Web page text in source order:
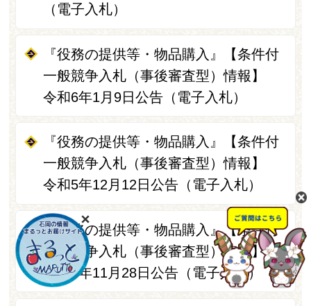
（電子入札）
『役務の提供等・物品購入』【条件付
一般競争入札（事後審査型）情報】
令和6年1月9日公告（電子入札）
『役務の提供等・物品購入』【条件付
一般競争入札（事後審査型）情報】
令和5年12月12日公告（電子入札）
『役務の提供等・物品購入』【条件付
一般競争入札（事後審査型）情報】
令和5年11月28日公告（電子入札）